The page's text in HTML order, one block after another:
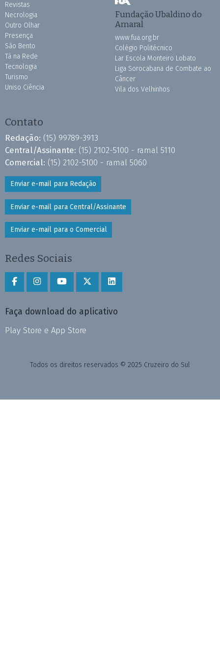
Revistas
Necrologia
Outro Olhar
Presença
São Bento
Tá na Rede
Tecnologia
Turismo
Uniso Ciência
Fundação Ubaldino do
Amaral
www.fua.org.br
Colégio Politécnico
Lar Escola Monteiro Lobato
Liga Sorocabana de Combate ao
Câncer
Vila dos Velhinhos
Contato
Redação: (15) 99789-3913
Central/Assinante: (15) 2102-5100 - ramal 5110
Comercial: (15) 2102-5100 - ramal 5060
Enviar e-mail para Redação
Enviar e-mail para Central/Assinante
Enviar e-mail para o Comercial
Redes Sociais
Faça download do aplicativo
Play Store e App Store
Todos os direitos reservados © 2025 Cruzeiro do Sul